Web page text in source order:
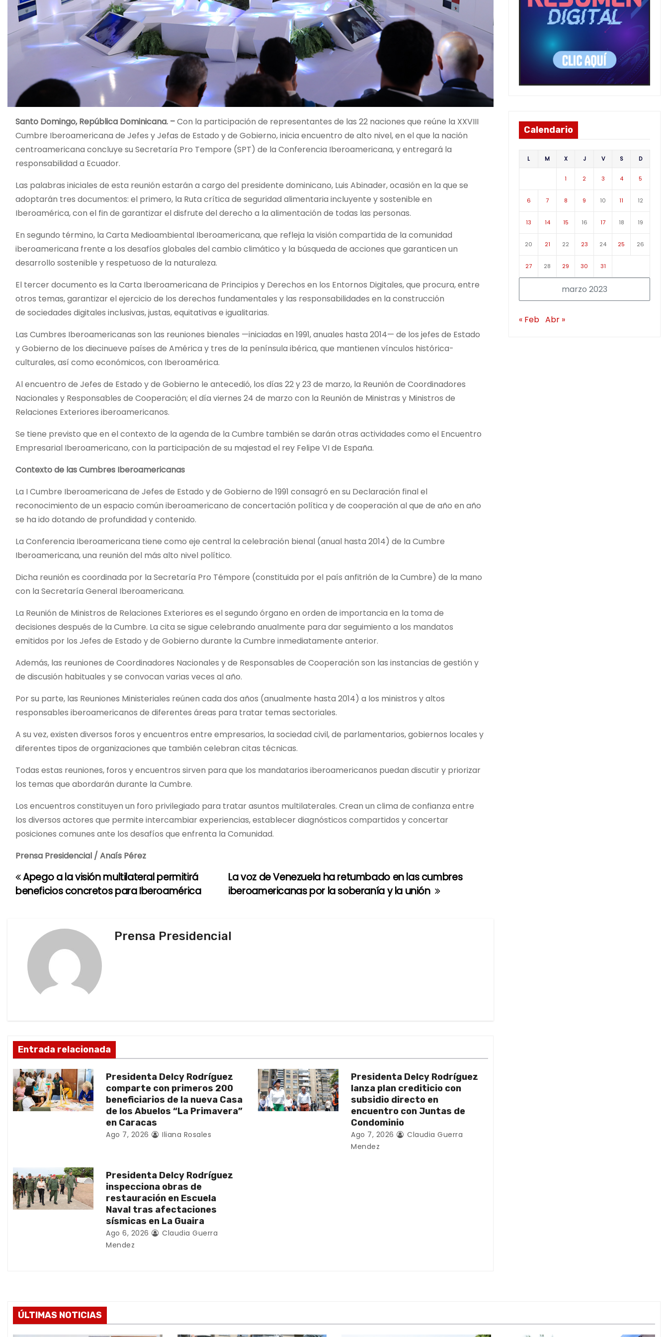
Santo Domingo, República Dominicana. –Con la participación de representantes de las 22 naciones que reúne la XXVIII
Cumbre Iberoamericana de Jefes y Jefas de Estado y de Gobierno, inicia encuentro de alto nivel, en el que la nación
centroamericana concluye su Secretaría Pro Tempore (SPT) de la Conferencia Iberoamericana, y entregará la
responsabilidad a Ecuador.
Las palabras iniciales de esta reunión estarán a cargo del presidente dominicano, Luis Abinader, ocasión en la que se
adoptarán tres documentos: el primero, la Ruta crítica de seguridad alimentaria incluyente y sostenible en
Iberoamérica, con el fin de garantizar el disfrute del derecho a la alimentación de todas las personas.
En segundo término, la Carta Medioambiental Iberoamericana, que refleja la visión compartida de la comunidad
iberoamericana frente a los desafíos globales del cambio climático y la búsqueda de acciones que garanticen un
desarrollo sostenible y respetuoso de la naturaleza.
El tercer documento es la Carta Iberoamericana de Principios y Derechos en los Entornos Digitales, que procura, entre
otros temas, garantizar el ejercicio de los derechos fundamentales y las responsabilidades en la construcción
de sociedades digitales inclusivas, justas, equitativas e igualitarias.
Las Cumbres Iberoamericanas son las reuniones bienales —iniciadas en 1991, anuales hasta 2014— de los jefes de Estado
y Gobierno de los diecinueve países de América y tres de la península ibérica, que mantienen vínculos histórica-
culturales, así como económicos, con Iberoamérica.
Al encuentro de Jefes de Estado y de Gobierno le antecedió, los días 22 y 23 de marzo, la Reunión de Coordinadores
Nacionales y Responsables de Cooperación; el día viernes 24 de marzo con la Reunión de Ministras y Ministros de
Relaciones Exteriores iberoamericanos.
Se tiene previsto que en el contexto de la agenda de la Cumbre también se darán otras actividades como el Encuentro
Empresarial Iberoamericano, con la participación de su majestad el rey Felipe VI de España.
Contexto de las Cumbres Iberoamericanas
La I Cumbre Iberoamericana de Jefes de Estado y de Gobierno de 1991 consagró en su Declaración final el
reconocimiento de un espacio común iberoamericano de concertación política y de cooperación al que de año en año
se ha ido dotando de profundidad y contenido.
La Conferencia Iberoamericana tiene como eje central la celebración bienal (anual hasta 2014) de la Cumbre
Iberoamericana, una reunión del más alto nivel político.
Dicha reunión es coordinada por la Secretaría Pro Témpore (constituida por el país anfitrión de la Cumbre) de la mano
con la Secretaría General Iberoamericana.
La Reunión de Ministros de Relaciones Exteriores es el segundo órgano en orden de importancia en la toma de
decisiones después de la Cumbre. La cita se sigue celebrando anualmente para dar seguimiento a los mandatos
emitidos por los Jefes de Estado y de Gobierno durante la Cumbre inmediatamente anterior.
Además, las reuniones de Coordinadores Nacionales y de Responsables de Cooperación son las instancias de gestión y
de discusión habituales y se convocan varias veces al año.
Por su parte, las Reuniones Ministeriales reúnen cada dos años (anualmente hasta 2014) a los ministros y altos
responsables iberoamericanos de diferentes áreas para tratar temas sectoriales.
A su vez, existen diversos foros y encuentros entre empresarios, la sociedad civil, de parlamentarios, gobiernos locales y
diferentes tipos de organizaciones que también celebran citas técnicas.
Todas estas reuniones, foros y encuentros sirven para que los mandatarios iberoamericanos puedan discutir y priorizar
los temas que abordarán durante la Cumbre.
Los encuentros constituyen un foro privilegiado para tratar asuntos multilaterales. Crean un clima de confianza entre
los diversos actores que permite intercambiar experiencias, establecer diagnósticos compartidos y concertar
posiciones comunes ante los desafíos que enfrenta la Comunidad.
Prensa Presidencial / Anaís Pérez
N
ó
n
d
e
t
r
a
La voz de Venezuela ha retumbado en las cumbres
iberoamericanas por la soberanía y la unión
Apego a la visión multilateral permitirá
beneficios concretos para Iberoamérica
Prensa Presidencial
Entrada relacionada
Presidenta Delcy Rodríguez
comparte con primeros 200
beneficiarios de la nueva Casa
de los Abuelos “La Primavera”
en Caracas
Ago 7, 2026 Iliana Rosales
Presidenta Delcy Rodríguez
lanza plan crediticio con
subsidio directo en
encuentro con Juntas de
Condominio
Ago 7, 2026
Claudia Guerra
Mendez
Presidenta Delcy Rodríguez
inspecciona obras de
restauración en Escuela
Naval tras afectaciones
sísmicas en La Guaira
Ago 6, 2026
Claudia Guerra
Mendez
Calendario
marzo 2023
L M X J V S D
1 2 3 4 5
6 7 8 9 10 11 12
13 14 15 16 17 18 19
20 21 22 23 24 25 26
27 28 29 30 31
« Feb Abr »
ÚLTIMAS NOTICIAS